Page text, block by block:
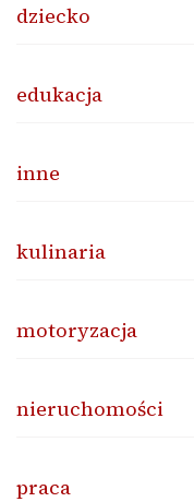
dziecko
edukacja
inne
kulinaria
motoryzacja
nieruchomości
praca